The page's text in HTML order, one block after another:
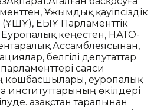
Ұжымдық қауіпсіздік
ЕҚЫҰ Парламенттік
кеңестен, НАТО-
Ассамблеясынан,
белгілі депутаттар
саяси
еуропалық
институттарының өкілдері
Қазақстан тарапынан